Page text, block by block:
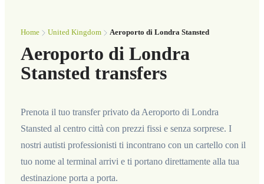
Home United Kingdom Aeroporto di Londra Stansted
Aeroporto di Londra
Stansted transfers
Prenota il tuo transfer privato da Aeroporto di Londra
Stansted al centro città con prezzi fissi e senza sorprese. I
nostri autisti professionisti ti incontrano con un cartello con il
tuo nome al terminal arrivi e ti portano direttamente alla tua
destinazione porta a porta.